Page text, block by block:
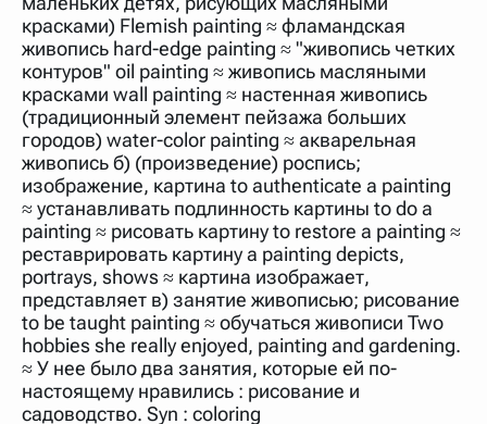
нужно будет нажать на кнопку "Найти".
Для более сложных случаев существует возможность
указывать несколько слов в запросе. Например, если
написать в строке запроса "Пушкин поэт" и нажать
"Найти", выведутся все словарные статьи о поэте
Пушкине, но не о городе.
В сложных запросах тоже могут присутствовать
неизвестные буквы. Например, в кроссворде есть
слово "***м***ов", в задании "русский поэт 19 века".
Пишем в Reword первым словом "***м***ов", далее
через пробел "поэт". Получается "***м***ов поэт" (без
кавычек). Нажимаем "Найти" и получаем статью
"Лермонтов" и не только.
Порядок словарей можно изменять, перетаскивая
словарь вверх или вниз за прямоугольник слева от
названия словаря. Также можно выключать ненужные
словари.
красками) Flemish painting ≈ фламандская
живопись hard-edge painting ≈ "живопись четких
контуров" oil painting ≈ живопись масляными
красками wall painting ≈ настенная живопись
(традиционный элемент пейзажа больших
городов) water-color painting ≈ акварельная
живопись б) (произведение) роспись;
изображение, картина to authenticate a painting
≈ устанавливать подлинность картины to do a
painting ≈ рисовать картину to restore a painting ≈
реставрировать картину a painting depicts,
portrays, shows ≈ картина изображает,
представляет в) занятие живописью; рисование
to be taught painting ≈ обучаться живописи Two
hobbies she really enjoyed, painting and gardening.
≈ У нее было два занятия, которые ей по-
настоящему нравились : рисование и
садоводство. Syn : coloring